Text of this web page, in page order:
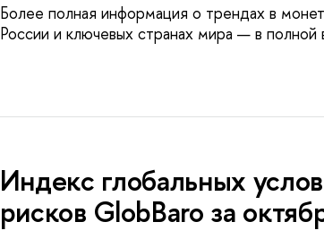
Более полная информация о трендах в
России и ключевых странах мира — в
Индекс глобальных
рисков GlobBaro за